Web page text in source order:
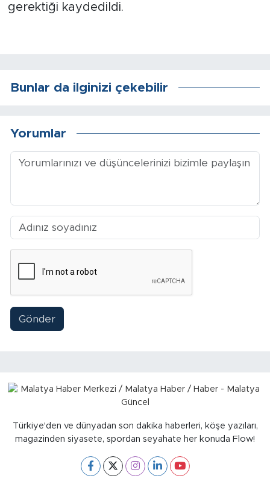
gerektiği kaydedildi.
Bunlar da ilginizi çekebilir
Yorumlar
Gönder
Türkiye'den ve dünyadan son dakika haberleri, köşe yazıları,
magazinden siyasete, spordan seyahate her konuda Flow!